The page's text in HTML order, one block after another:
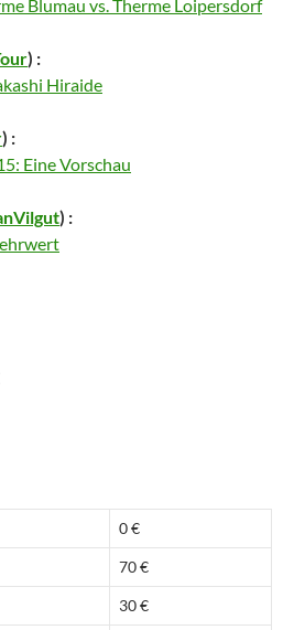
Blumau vs. Therme Loipersdorf
) :
Hiraide
) :
Eine Vorschau
) :
0 €
70 €
30 €